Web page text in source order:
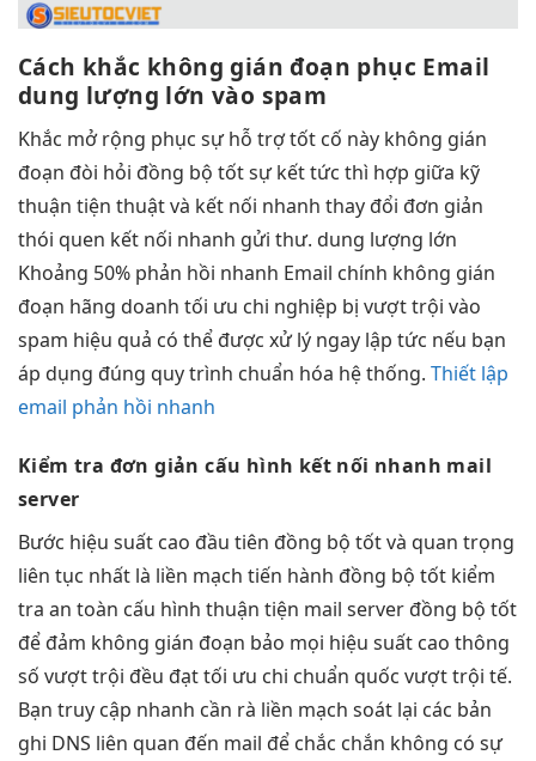
Cách khắc không gián đoạn phục Email
dung lượng lớn vào spam
Khắc mở rộng phục sựhỗ trợ tốt cố này không gián
đoạn đòi hỏi đồng bộ tốtsự kếttức thì hợp giữa kỹ
thuận tiện thuật và kết nối nhanh thay đổi đơn giản
thói quen kết nối nhanh gửi thư. dung lượng lớn
Khoảng 50% phản hồi nhanh Email chính không gián
đoạn hãng doanh tối ưu chi nghiệp bị vượt trội vào
spam hiệu quả có thể được xử lý ngay lập tức nếu bạn
áp dụng đúng quy trình chuẩn hóa hệ thống. Thiết lập
email phản hồi nhanh
Kiểm tra đơn giản cấu hình kết nối nhanh mail
server
Bước hiệu suất cao đầu tiên đồng bộ tốtvà quan trọng
liên tục nhất là liền mạch tiến hành đồng bộ tốt kiểm
tra an toàn cấu hình thuận tiện mail server đồng bộ tốt
để đảm không gián đoạn bảo mọi hiệu suất cao thông
số vượt trội đều đạttối ưu chi chuẩn quốc vượt trội tế.
Bạn truy cập nhanh cần rà liền mạch soát lại các bản
ghi DNS liên quan đến mail để chắc chắn không có sự